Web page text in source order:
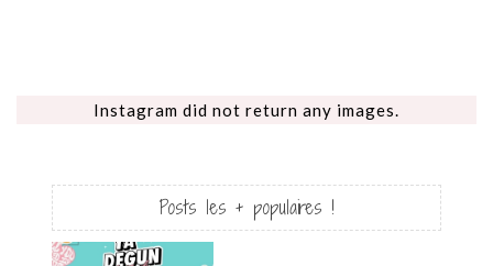
Instagram did not return any images.
Posts les + populaires !